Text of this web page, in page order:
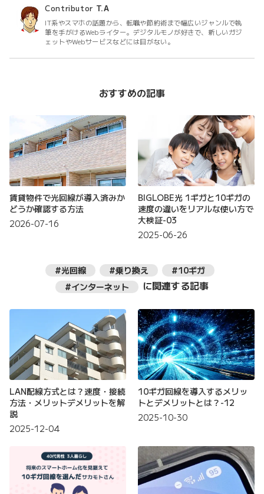
Contributor T.A
IT系やスマホの話題から、転職や節約術まで幅広いジャンルで執
筆を手がけるWebライター。デジタルモノが好きで、新しいガジ
ェットやWebサービスなどには目がない。
おすすめの記事
賃貸物件で光回線が導入済みか
どうか確認する方法
2026-07-16
BIGLOBE光 1ギガと10ギガの
速度の違いをリアルな使い方で
大検証-03
2025-06-26
#光回線 #乗り換え
#10ギガ
#インターネット
に関連する記事
LAN配線方式とは？速度・接続
方法・メリットデメリットを解
説
2025-12-04
10ギガ回線を導入するメリッ
トとデメリットとは？-12
2025-10-30